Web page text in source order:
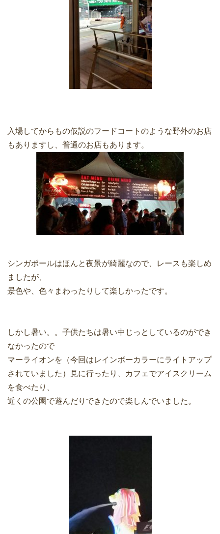
入場してからもの仮説のフードコートのような野外のお店
もありますし、普通のお店もあります。
シンガポールはほんと夜景が綺麗なので、レースも楽しめ
ましたが、
景色や、色々まわったりして楽しかったです。
しかし暑い。。子供たちは暑い中じっとしているのができ
なかったので
マーライオンを（今回はレインボーカラーにライトアップ
されていました）見に行ったり、カフェでアイスクリーム
を食べたり、
近くの公園で遊んだりできたので楽しんでいました。